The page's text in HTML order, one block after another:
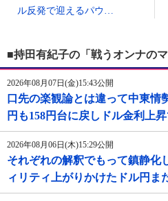
ル反発で迎えるパウ…
■持田有紀子の「戦うオンナの
2026年08月07日(金)15:43公開
口先の楽観論とは違って中東情
円も158円台に戻しドル金利上
2026年08月06日(木)15:29公開
それぞれの解釈でもって鎮静化
ィリティ上がりかけたドル円ま